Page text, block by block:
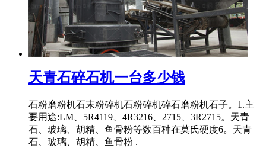
天青石碎石机一台多少钱
石粉磨粉机石末粉碎机石粉碎机碎石磨粉机石子。1.主
要用途:LM、5R4119、4R3216、2715、3R2715。天青
石、玻璃、胡精、鱼骨粉等数百种在莫氏硬度6。天青
石、玻璃、胡精、鱼骨粉 .